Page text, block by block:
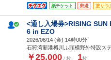
紙チケット 郵送 塗りつ
<通し入場券>RISING
6 in EZO
2026/08/14 (金) 14時00分
石狩湾新港樽川ふ頭横野外特設ス
￥25,000 / 枚 1枚